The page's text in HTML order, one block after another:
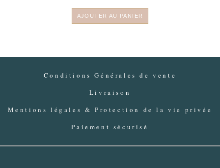
AJOUTER AU PANIER
Conditions Générales de vente
Livraison
Mentions légales & Protection de la vie privée
Paiement sécurisé